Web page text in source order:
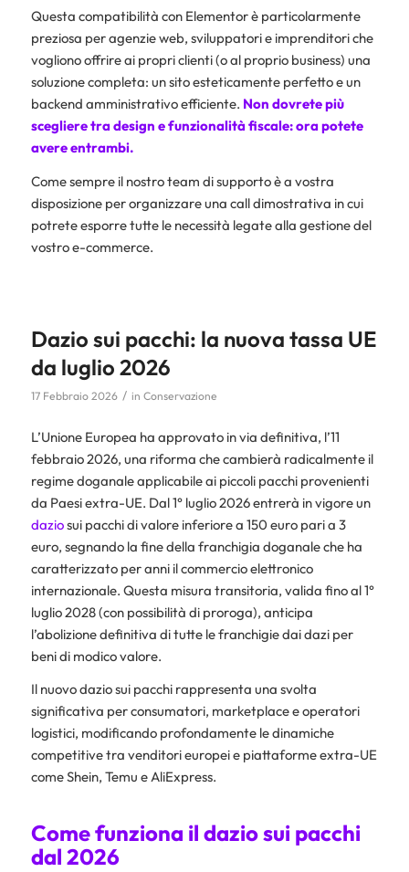
Questa compatibilità con Elementor è particolarmente
preziosa per agenzie web, sviluppatori e imprenditori che
vogliono offrire ai propri clienti (o al proprio business) una
soluzione completa: un sito esteticamente perfetto e un
backend amministrativo efficiente. Non dovrete più
scegliere tra design e funzionalità fiscale: ora potete
avere entrambi.
Come sempre il nostro team di supporto è a vostra
disposizione per organizzare una call dimostrativa in cui
potrete esporre tutte le necessità legate alla gestione del
vostro e-commerce.
Dazio sui pacchi: la nuova tassa UE
da luglio 2026
17 Febbraio 2026 / in Conservazione
L’Unione Europea ha approvato in via definitiva, l’11
febbraio 2026, una riforma che cambierà radicalmente il
regime doganale applicabile ai piccoli pacchi provenienti
da Paesi extra-UE. Dal 1° luglio 2026 entrerà in vigore un
daziosui pacchi di valore inferiore a 150 euro pari a 3
euro, segnando la fine della franchigia doganale che ha
caratterizzato per anni il commercio elettronico
internazionale. Questa misura transitoria, valida fino al 1°
luglio 2028 (con possibilità di proroga), anticipa
l’abolizione definitiva di tutte le franchigie dai dazi per
beni di modico valore.
Il nuovo dazio sui pacchi rappresenta una svolta
significativa per consumatori, marketplace e operatori
logistici, modificando profondamente le dinamiche
competitive tra venditori europei e piattaforme extra-UE
come Shein, Temu e AliExpress.
Come funziona il dazio sui pacchi
dal 2026